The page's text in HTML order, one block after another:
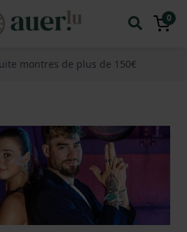
0
montres de plus de 150€